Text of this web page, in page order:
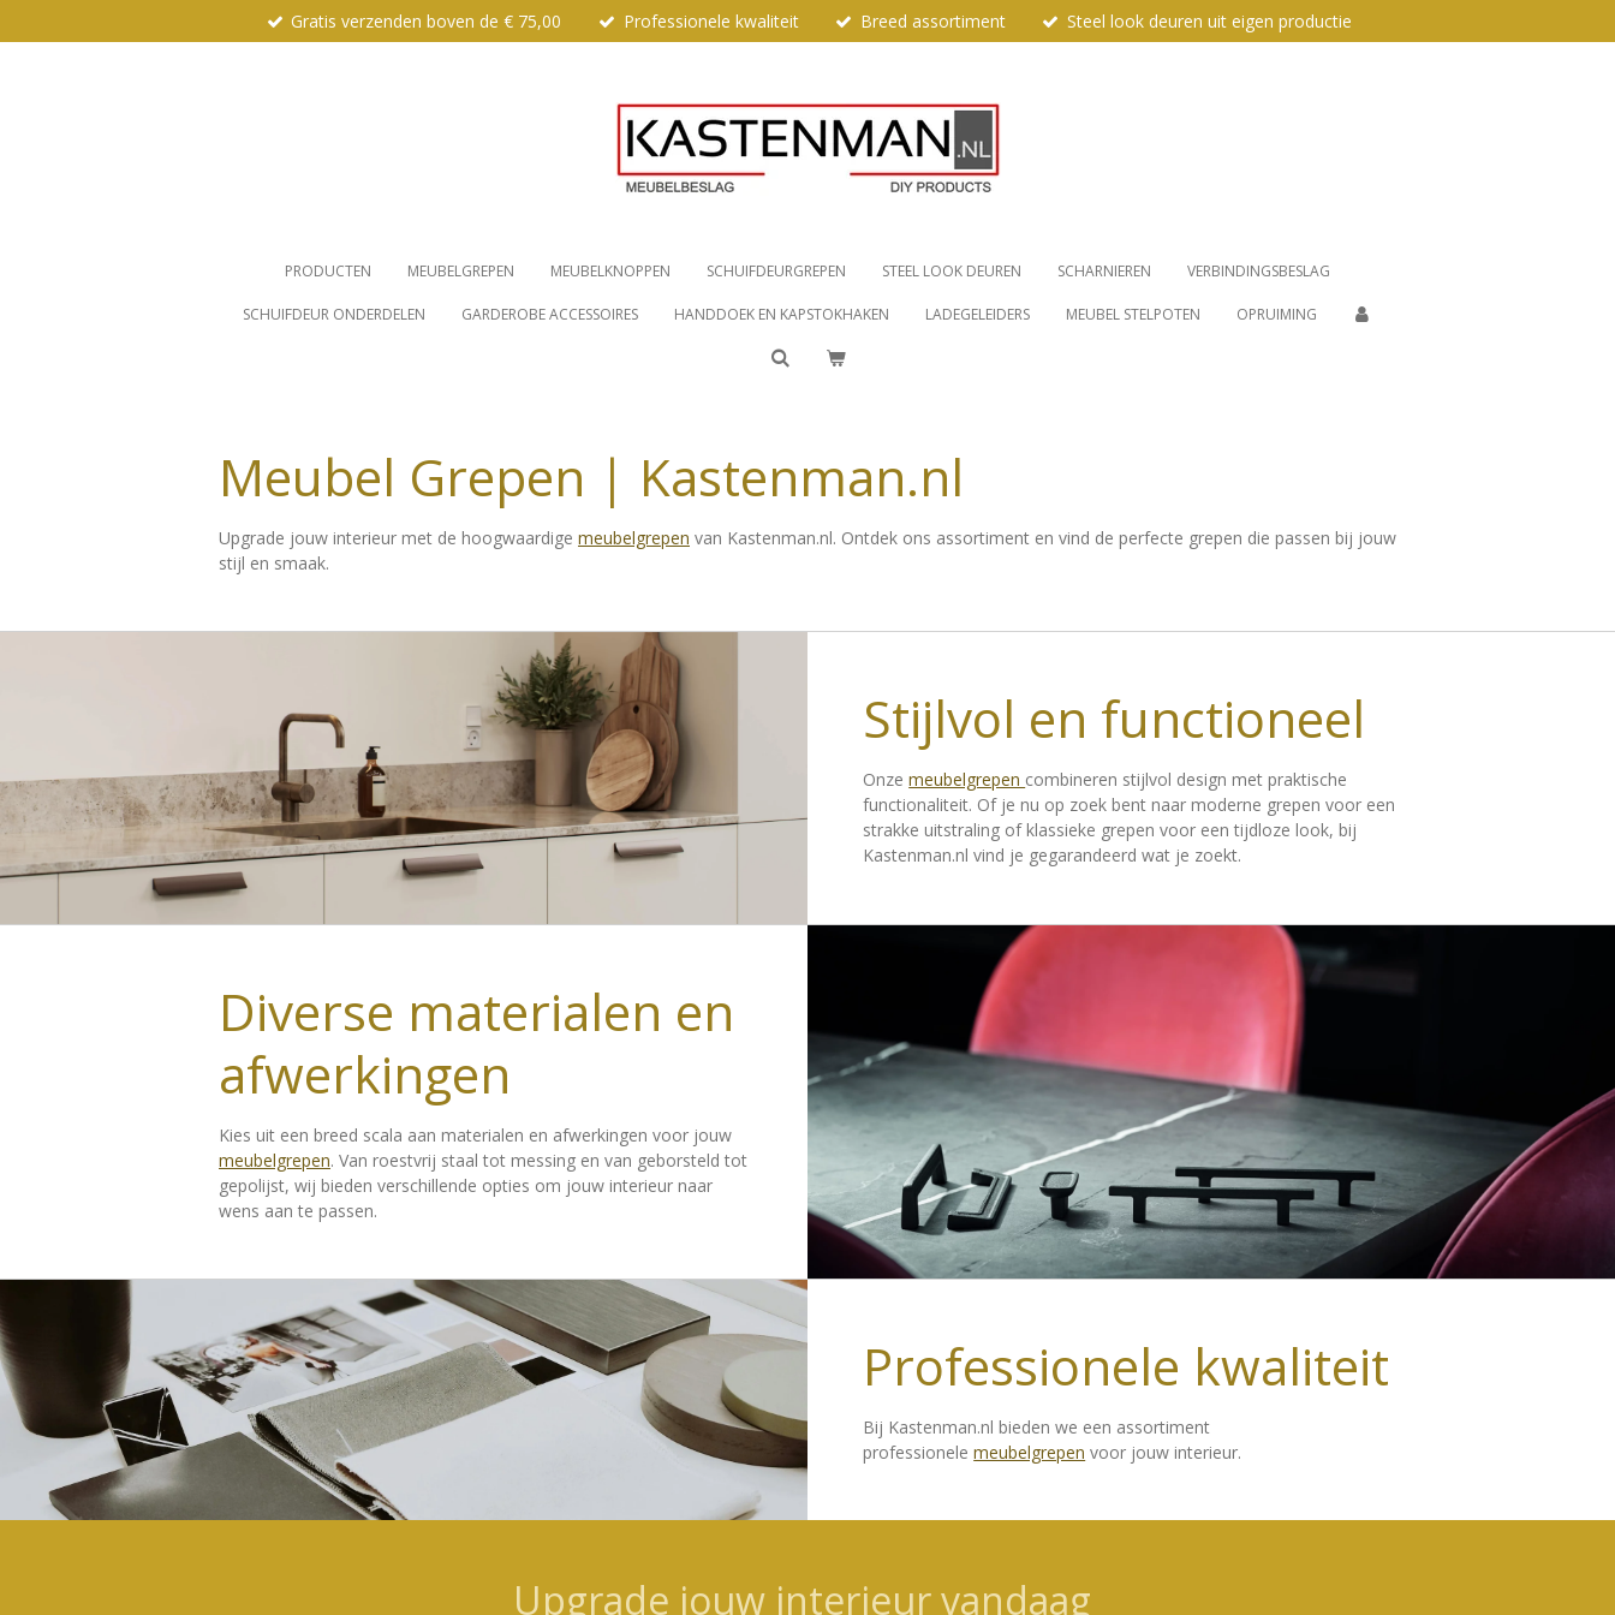
direct
Gratis verzenden boven de € 75,00 Professionele kwaliteit Breed assortiment Steel look deuren uit eigen productie
PRODUCTEN MEUBELGREPEN MEUBELKNOPPEN SCHUIFDEURGREPEN STEEL LOOK DEUREN SCHARNIEREN VERBINDINGSBESLAG
SCHUIFDEUR ONDERDELEN GARDEROBE ACCESSOIRES HANDDOEK EN KAPSTOKHAKEN LADEGELEIDERS MEUBEL STELPOTEN OPRUIMING
Meubel Grepen | Kastenman.nl
Upgrade jouw interieur met de hoogwaardige meubelgrepen van Kastenman.nl. Ontdek ons assortiment en vind de perfecte grepen die passen bij jouw
stijl en smaak.
Stijlvol en functioneel
Onzemeubelgrepen combineren stijlvol design met praktische
functionaliteit. Of je nu op zoek bent naar moderne grepen voor een
strakke uitstraling of klassieke grepen voor een tijdloze look, bij
Kastenman.nl vind je gegarandeerd wat je zoekt.
Diverse materialen en
afwerkingen
Kies uit een breed scala aan materialen en afwerkingen voor jouw
meubelgrepen. Van roestvrij staal tot messing en van geborsteld tot
gepolijst, wij bieden verschillende opties om jouw interieur naar
wens aan te passen.
Professionele kwaliteit
Bij Kastenman.nl bieden we een assortiment
professionelemeubelgrepen voor jouw interieur.
Upgrade jouw interieur vandaag